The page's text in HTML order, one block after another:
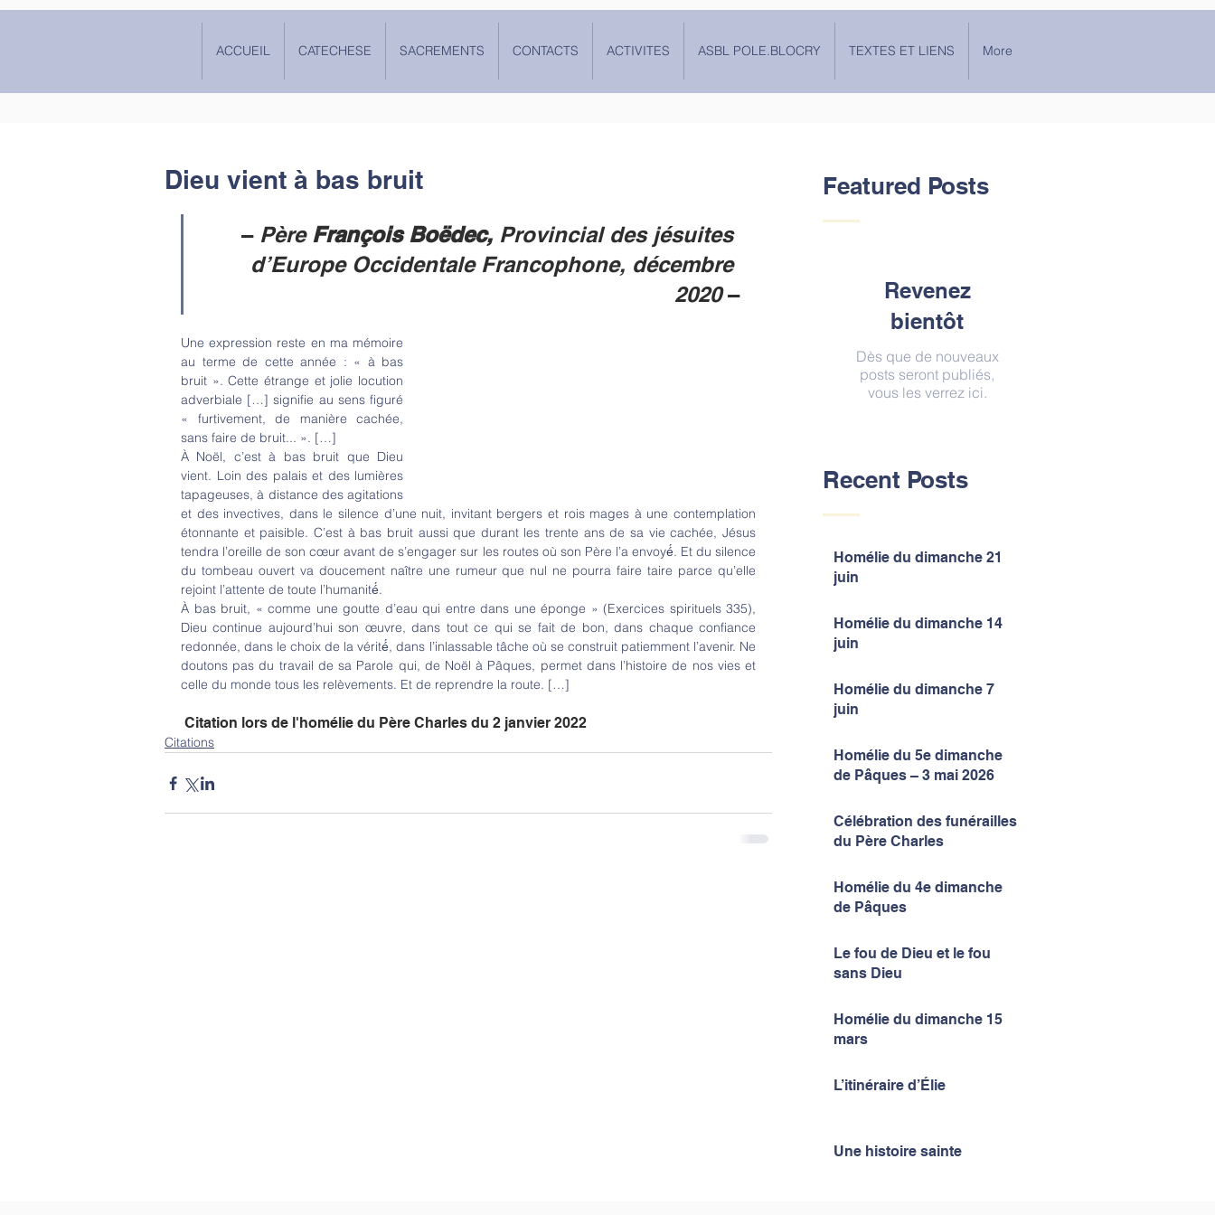
ACCUEIL CATECHESE SACREMENTS CONTACTS ACTIVITES ASBL POLE.BLOCRY TEXTES ET LIENS More
Featured Posts
Revenez
bientôt
Dès que de nouveaux
posts seront publiés,
vous les verrez ici.
Recent Posts
Homélie du dimanche 21
juin
Homélie du dimanche 14
juin
Homélie du dimanche 7
juin
Homélie du 5e dimanche
de Pâques – 3 mai 2026
Célébration des funérailles
du Père Charles
Homélie du 4e dimanche
de Pâques
Le fou de Dieu et le fou
sans Dieu
Homélie du dimanche 15
mars
L’itinéraire d’Élie
Une histoire sainte
Dieu vient à bas bruit
– Père François Boëdec, Provincial des jésuites
d’Europe Occidentale Francophone, décembre
2020 –
Une expression reste en ma mémoire
au terme de cette année : « à bas
bruit ». Cette étrange et jolie locution
adverbiale […] signifie au sens figuré
« furtivement, de manière cachée,
sans faire de bruit... ». […]
À Noël, c’est à bas bruit que Dieu
vient. Loin des palais et des lumières
tapageuses, à distance des agitations
et des invectives, dans le silence d’une nuit, invitant bergers et rois mages à une contemplation
étonnante et paisible. C’est à bas bruit aussi que durant les trente ans de sa vie cachée, Jésus
tendra l’oreille de son cœur avant de s’engager sur les routes où son Père l’a envoyé́. Et du silence
du tombeau ouvert va doucement naître une rumeur que nul ne pourra faire taire parce qu’elle
rejoint l’attente de toute l’humanité́.
À bas bruit, « comme une goutte d’eau qui entre dans une éponge » (Exercices spirituels 335),
Dieu continue aujourd’hui son œuvre, dans tout ce qui se fait de bon, dans chaque confiance
redonnée, dans le choix de la vérité́, dans l’inlassable tâche où se construit patiemment l’avenir. Ne
doutons pas du travail de sa Parole qui, de Noël à Pâques, permet dans l’histoire de nos vies et
celle du monde tous les relèvements. Et de reprendre la route. […]
Citation lors de l'homélie du Père Charles du 2 janvier 2022
Citations